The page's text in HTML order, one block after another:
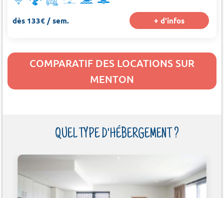
dès 133€ / sem. + d'infos
COMPARATIF DES LOCATIONS SUR
MENTON
QUEL TYPE D'HÉBERGEMENT ?